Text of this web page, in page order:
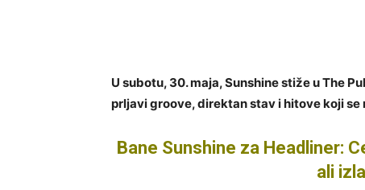
U subotu, 30. maja, Sunshine stiže u The
prljavi groove, direktan stav i hitove koji se
Bane Sunshine za Headliner:
ali